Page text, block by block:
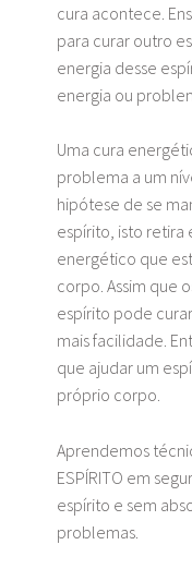
cura acontece.
para curar outro
energia desse
energia ou
Uma cura
problema a um
hipótese de se
espírito, isto retira
energético que
corpo. Assim que
espírito pode
mais facilidade.
que ajudar um
próprio corpo.
Aprendemos
ESPÍRITO em
espírito e sem
problemas.